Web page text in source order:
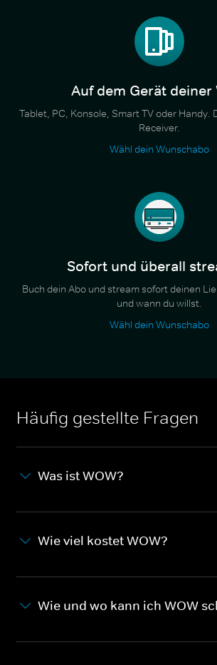
Auf dem Gerät deiner
Tablet, PC, Konsole, Smart TV oder Handy.
Receiver.
Wähl dein Wunschabo
Sofort und überall
Buch dein Abo und stream sofort deinen
und wann du willst.
Wähl dein Wunschabo
Häufig gestellte Fragen
Was ist WOW?
Wie viel kostet WOW?
Wie und wo kann ich WOW